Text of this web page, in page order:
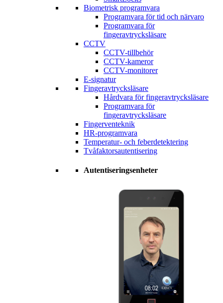
Biometrisk programvara
Programvara för tid och närvaro
Programvara för
fingeravtrycksläsare
CCTV
CCTV-tillbehör
CCTV-kameror
CCTV-monitorer
E-signatur
Fingeravtrycksläsare
Hårdvara för fingeravtrycksläsare
Programvara för
fingeravtrycksläsare
Fingerventeknik
HR-programvara
Temperatur- och feberdetektering
Tvåfaktorsautentisering
Autentiseringsenheter